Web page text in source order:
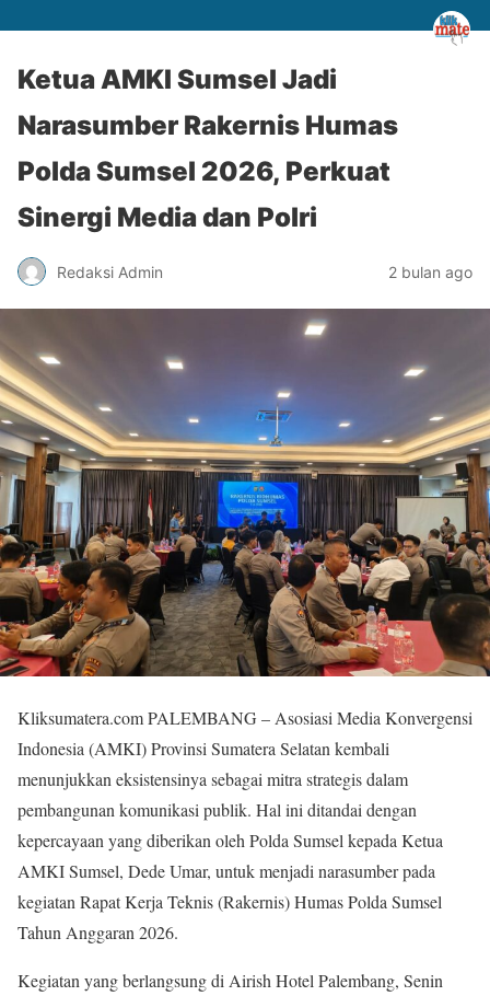
Ketua AMKI Sumsel Jadi
Narasumber Rakernis Humas
Polda Sumsel 2026, Perkuat
Sinergi Media dan Polri
Redaksi Admin 2 bulan ago
Kliksumatera.com PALEMBANG – Asosiasi Media Konvergensi
Indonesia (AMKI) Provinsi Sumatera Selatan kembali
menunjukkan eksistensinya sebagai mitra strategis dalam
pembangunan komunikasi publik. Hal ini ditandai dengan
kepercayaan yang diberikan oleh Polda Sumsel kepada Ketua
AMKI Sumsel, Dede Umar, untuk menjadi narasumber pada
kegiatan Rapat Kerja Teknis (Rakernis) Humas Polda Sumsel
Tahun Anggaran 2026.
Kegiatan yang berlangsung di Airish Hotel Palembang, Senin